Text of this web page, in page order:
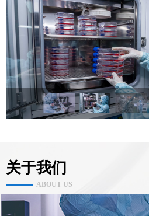
关于我们
ABOUT US